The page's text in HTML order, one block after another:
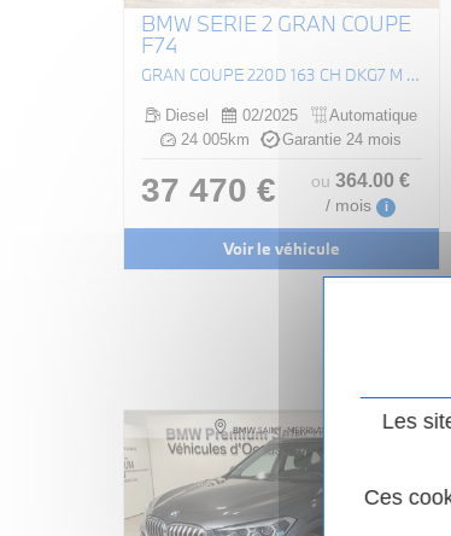
BMW SERIE 2 GRAN COUPE
F74
GRAN COUPE 220D 163 CH DKG7 M SPORT
Diesel 02/2025
Automatique
24 005km
Garantie 24 mois
37 470 € ou364.00 €
/ mois i
Voir le véhicule
Les
Ces